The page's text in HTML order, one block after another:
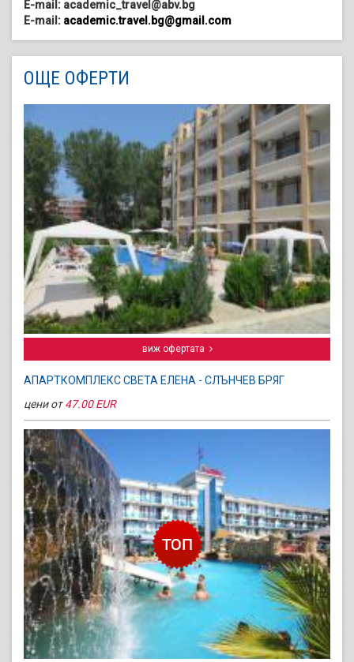
E-mail: academic_travel@abv.bg
E-mail: academic.travel.bg@gmail.com
ОЩЕ ОФЕРТИ
виж офертата
АПАРТКОМПЛЕКС СВЕТА ЕЛЕНА - СЛЪНЧЕВ БРЯГ
цени от47.00 EUR